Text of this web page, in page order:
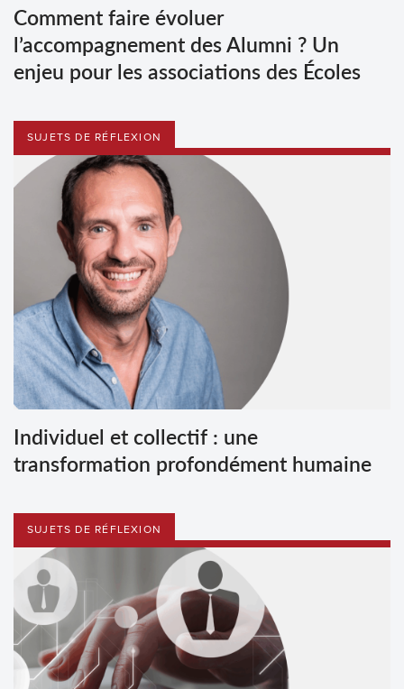
Comment faire évoluer
l’accompagnement des Alumni ? Un
enjeu pour les associations des Écoles
SUJETS DE RÉFLEXION
Individuel et collectif : une
transformation profondément humaine
SUJETS DE RÉFLEXION